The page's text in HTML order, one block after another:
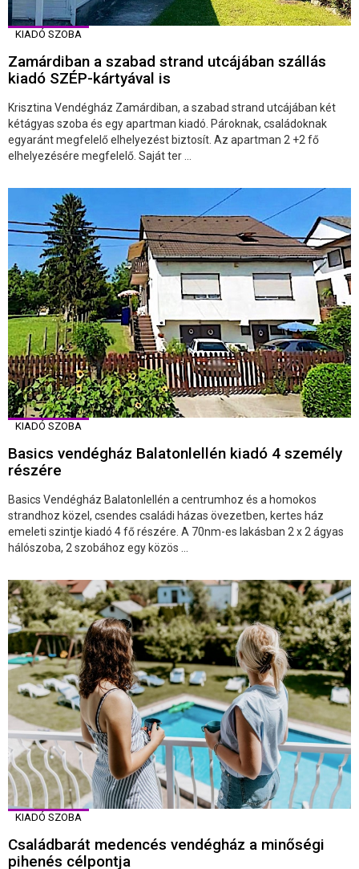
KIADÓ SZOBA
Zamárdiban a szabad strand utcájában szállás
kiadó SZÉP-kártyával is
Krisztina Vendégház Zamárdiban, a szabad strand utcájában két
kétágyas szoba és egy apartman kiadó. Pároknak, családoknak
egyaránt megfelelő elhelyezést biztosít. Az apartman 2 +2 fő
elhelyezésére megfelelő. Saját ter ...
KIADÓ SZOBA
Basics vendégház Balatonlellén kiadó 4 személy
részére
Basics Vendégház Balatonlellén a centrumhoz és a homokos
strandhoz közel, csendes családi házas övezetben, kertes ház
emeleti szintje kiadó 4 fő részére. A 70nm-es lakásban 2 x 2 ágyas
hálószoba, 2 szobához egy közös ...
KIADÓ SZOBA
Családbarát medencés vendégház a minőségi
pihenés célpontja